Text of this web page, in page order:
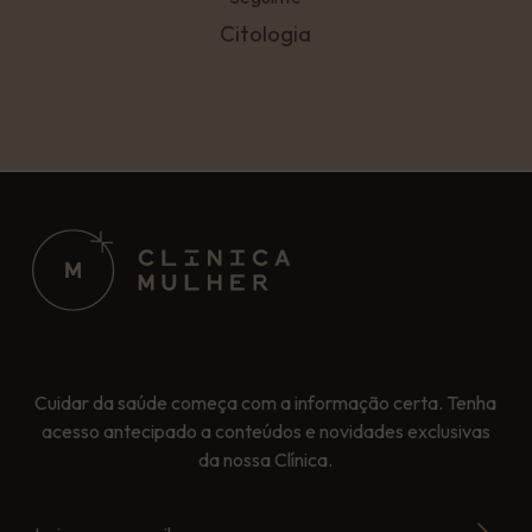
Citologia
Cuidar da saúde começa com a informação certa. Tenha
acesso antecipado a conteúdos e novidades exclusivas
da nossa Clínica.